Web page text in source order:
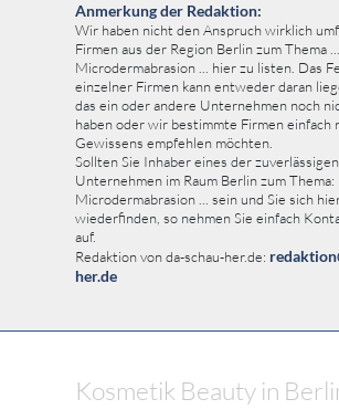
Anmerkung der Redaktion:
Wir haben nicht den Anspruch wirklich
Firmen aus der Region Berlin zum Thema ...
Microdermabrasion ... hier zu listen. Das
einzelner Firmen kann entweder daran
das ein oder andere Unternehmen noch
haben oder wir bestimmte Firmen einfach
Gewissens empfehlen möchten.
Sollten Sie Inhaber eines der zuverlässigen
Unternehmen im Raum Berlin zum Thema:
Microdermabrasion ... sein und Sie sich
wiederfinden, so nehmen Sie einfach
auf.
Redaktion von da-schau-her.de:
her.de
Kosmetik Beauty in